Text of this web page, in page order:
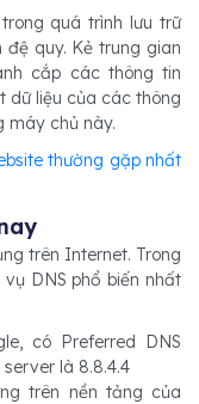
quá trình lưu trữ
quy. Kẻ trung gian
cắp các thông tin
dữ liệu của các thông
máy chủ này.
thường gặp nhất
trên Internet. Trong
DNS phổ biến nhất
có Preferred DNS
là 8.8.4.4
trên nền tảng của